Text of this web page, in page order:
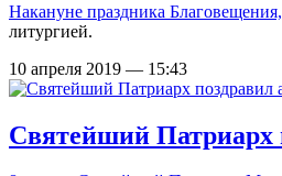
Накануне праздника
литургией.
10 апреля 2019 — 15:43
Святейший Патриарх